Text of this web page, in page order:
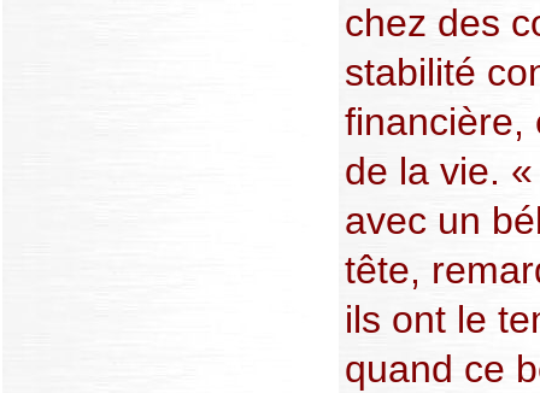
chez des
stabilité
financière,
de la vie.
avec un
tête,
ils ont le
quand ce